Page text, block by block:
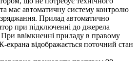
має автоматичну систему контролю
Прилад автоматично
при підключенні до джерела
При ввімкненні приладу в правому
екрана відображається поточний стан